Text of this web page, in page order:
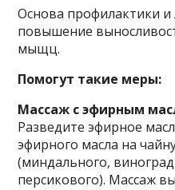
Основа профилактики
повышение
мыщц.
Помогут такие меры:
Массаж с эфирным
Разведите эфирное
эфирного масла на
(миндального,
персикового). Массаж